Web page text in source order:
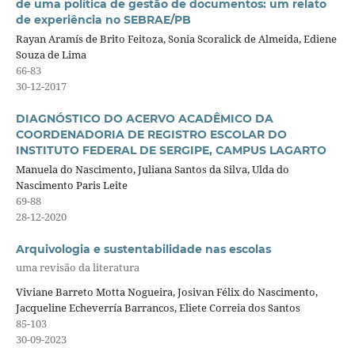
de uma política de gestão de documentos: um relato
de experiência no SEBRAE/PB
Rayan Aramís de Brito Feitoza, Sonia Scoralick de Almeida, Ediene
Souza de Lima
66-83
30-12-2017
DIAGNÓSTICO DO ACERVO ACADÊMICO DA
COORDENADORIA DE REGISTRO ESCOLAR DO
INSTITUTO FEDERAL DE SERGIPE, CAMPUS LAGARTO
Manuela do Nascimento, Juliana Santos da Silva, Ulda do
Nascimento Paris Leite
69-88
28-12-2020
Arquivologia e sustentabilidade nas escolas
uma revisão da literatura
Viviane Barreto Motta Nogueira, Josivan Félix do Nascimento,
Jacqueline Echeverría Barrancos, Eliete Correia dos Santos
85-103
30-09-2023